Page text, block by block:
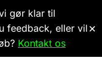
gør klar til
feedback, eller vil
Kontakt os
✕